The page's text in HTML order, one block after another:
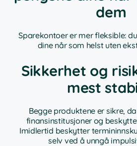
dem
Sparekontoer er mer fleksible:
dine når som helst uten
Sikkerhet og
mest
Begge produktene er sikre,
finansinstitusjoner og
Imidlertid beskytter
selv ved å unngå